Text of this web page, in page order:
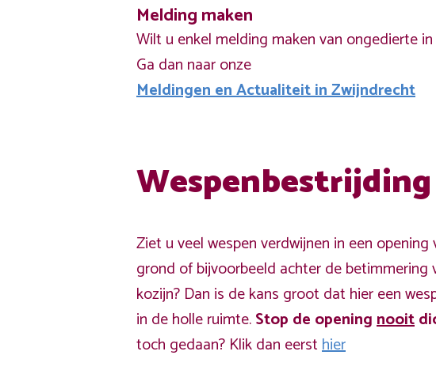
Melding maken
Wilt u enkel melding maken van ongedierte
Ga dan naar onze
Meldingen en Actualiteit in Zwijndrecht
Wespenbestrijding
Ziet u veel wespen verdwijnen in een opening
grond of bijvoorbeeld achter de betimmering
kozijn? Dan is de kans groot dat hier een
in de holle ruimte.Stop de openingnooit
toch gedaan? Klik dan eersthier